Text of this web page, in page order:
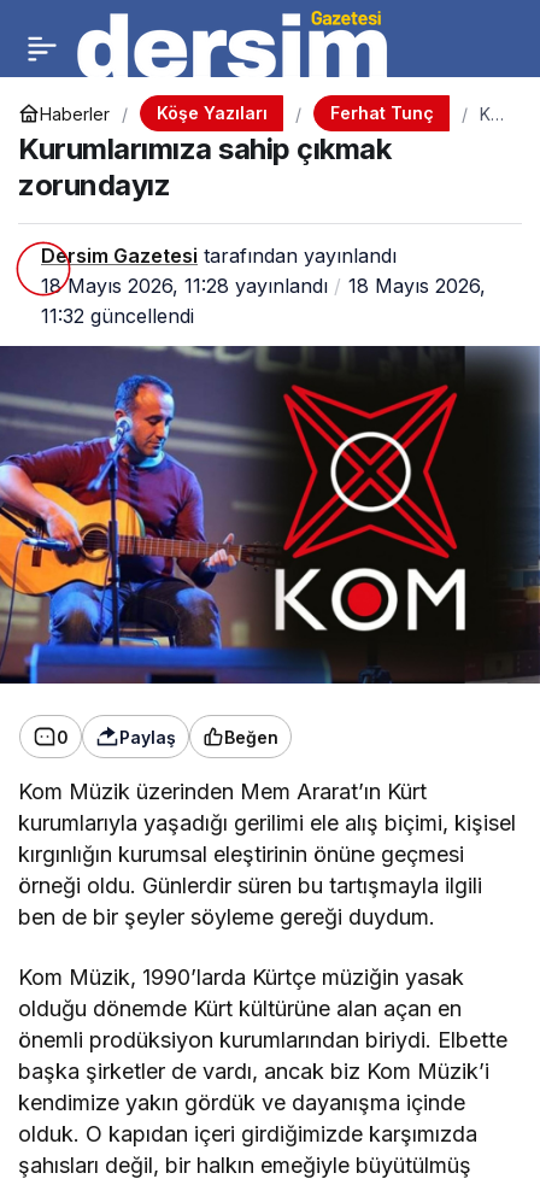
Haberler Köşe Yazıları Ferhat Tunç
Kur
k
ayı
Kurumlarımıza sahip çıkmak
zorundayız
Dersim Gazetesi tarafından yayınlandı
18 Mayıs 2026, 11:28 yayınlandı
18 Mayıs 2026,
11:32 güncellendi
0 Paylaş Beğen
Kom Müzik üzerinden Mem Ararat’ın Kürt
kurumlarıyla yaşadığı gerilimi ele alış biçimi, kişisel
kırgınlığın kurumsal eleştirinin önüne geçmesi
örneği oldu. Günlerdir süren bu tartışmayla ilgili
ben de bir şeyler söyleme gereği duydum.
Kom Müzik, 1990’larda Kürtçe müziğin yasak
olduğu dönemde Kürt kültürüne alan açan en
önemli prodüksiyon kurumlarından biriydi. Elbette
başka şirketler de vardı, ancak biz Kom Müzik’i
kendimize yakın gördük ve dayanışma içinde
olduk. O kapıdan içeri girdiğimizde karşımızda
şahısları değil, bir halkın emeğiyle büyütülmüş